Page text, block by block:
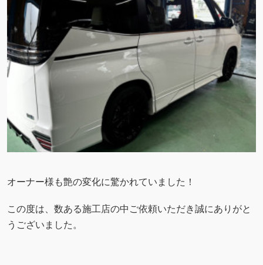
オーナー様も艶の変化に驚かれていました！
この度は、数ある施工店の中ご依頼いただき誠にありがと
うございました。